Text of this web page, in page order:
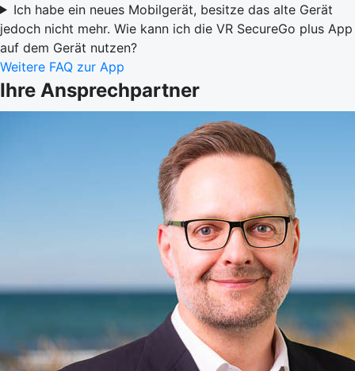
Ich habe ein neues Mobilgerät, besitze das alte Gerät
jedoch nicht mehr. Wie kann ich die VR SecureGo plus App
auf dem Gerät nutzen?
Weitere FAQ zur App
Ihre Ansprechpartner